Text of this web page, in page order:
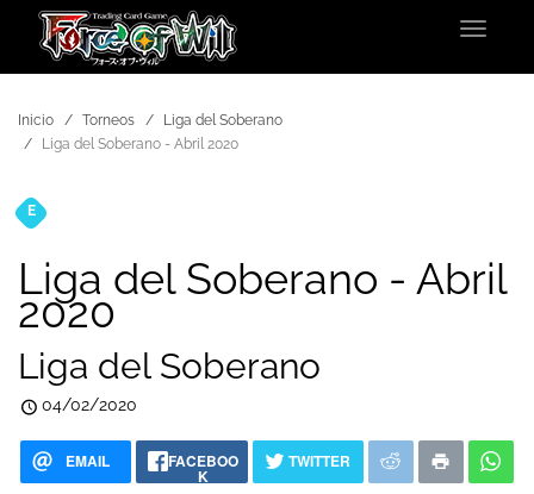
Toggle
Inicio Torneos
Liga del Soberano
Liga del Soberano - Abril 2020
E
Liga del Soberano - Abril
2020
Liga del Soberano
04/02/2020
EMAIL FACEBOO
K
TWITTER